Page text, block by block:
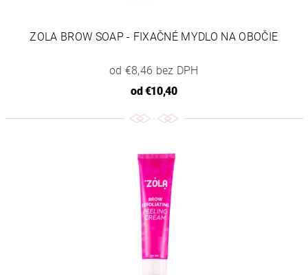
ZOLA BROW SOAP - FIXAČNÉ MYDLO NA OBOČIE
od €8,46 bez DPH
od€10,40